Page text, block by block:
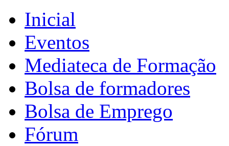
Inicial
Eventos
Mediateca de Formação
Bolsa de formadores
Bolsa de Emprego
Fórum